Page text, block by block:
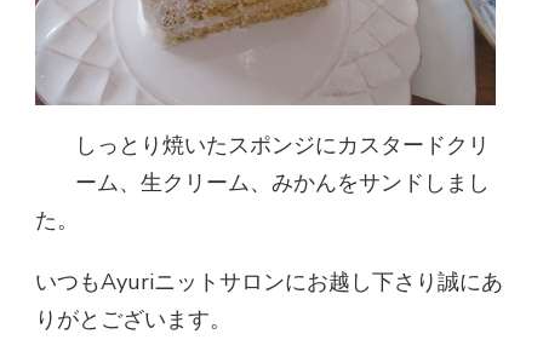
しっとり焼いたスポンジにカスタードクリ
ーム、生クリーム、みかんをサンドしまし
た。
いつもAyuriニットサロンにお越し下さり誠にあ
りがとございます。